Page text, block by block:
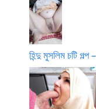
হিন্দু মুসলিম চটি গল্প